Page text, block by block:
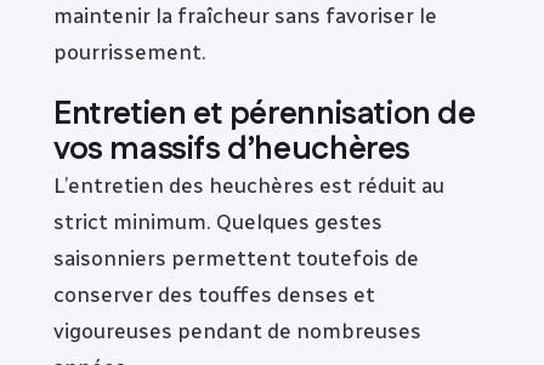
maintenir la fraîcheur sans favoriser le
pourrissement.
Entretien et pérennisation de
vos massifs d’heuchères
L’entretien des heuchères est réduit au
strict minimum. Quelques gestes
saisonniers permettent toutefois de
conserver des touffes denses et
vigoureuses pendant de nombreuses